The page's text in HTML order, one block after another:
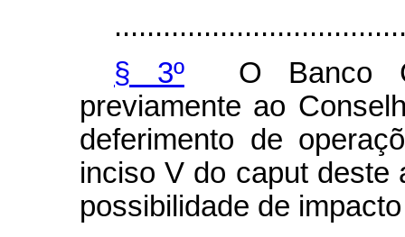
§ 3ºO Banco
previamente ao
deferimento de
inciso V do caputdeste
possibilidade de